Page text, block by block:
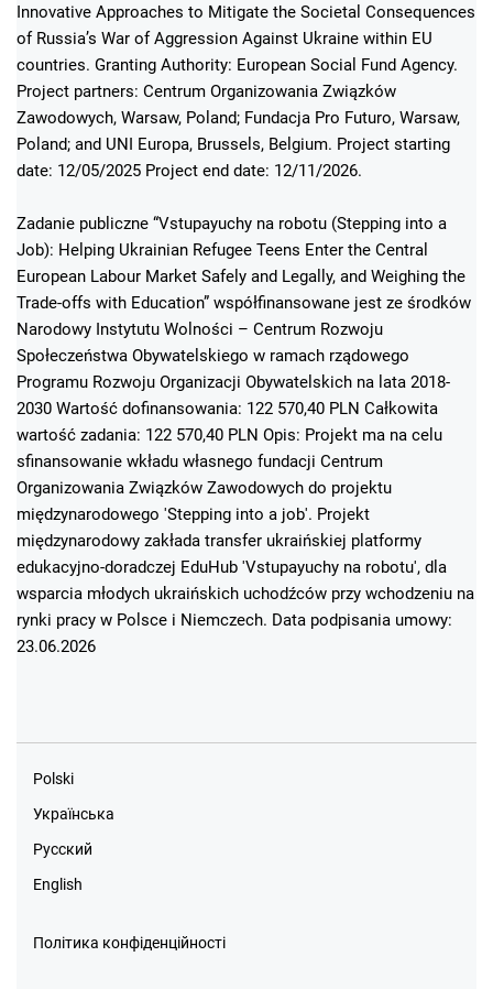
Innovative Approaches to Mitigate the Societal Consequences
of Russia’s War of Aggression Against Ukraine within EU
countries. Granting Authority: European Social Fund Agency.
Project partners: Centrum Organizowania Związków
Zawodowych, Warsaw, Poland; Fundacja Pro Futuro, Warsaw,
Poland; and UNI Europa, Brussels, Belgium. Project starting
date: 12/05/2025 Project end date: 12/11/2026.
Zadanie publiczne “Vstupayuchy na robotu (Stepping into a
Job): Helping Ukrainian Refugee Teens Enter the Central
European Labour Market Safely and Legally, and Weighing the
Trade-offs with Education” współfinansowane jest ze środków
Narodowy Instytutu Wolności – Centrum Rozwoju
Społeczeństwa Obywatelskiego w ramach rządowego
Programu Rozwoju Organizacji Obywatelskich na lata 2018-
2030 Wartość dofinansowania: 122 570,40 PLN Całkowita
wartość zadania: 122 570,40 PLN Opis: Projekt ma na celu
sfinansowanie wkładu własnego fundacji Centrum
Organizowania Związków Zawodowych do projektu
międzynarodowego 'Stepping into a job'. Projekt
międzynarodowy zakłada transfer ukraińskiej platformy
edukacyjno-doradczej EduHub 'Vstupayuchy na robotu', dla
wsparcia młodych ukraińskich uchodźców przy wchodzeniu na
rynki pracy w Polsce i Niemczech. Data podpisania umowy:
23.06.2026
Polski
Українська
Русский
English
Політика конфіденційності